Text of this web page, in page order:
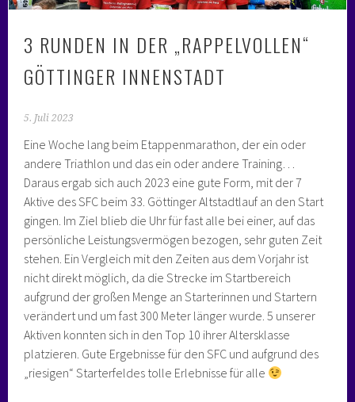
3 RUNDEN IN DER „RAPPELVOLLEN“
GÖTTINGER INNENSTADT
5. Juli 2023
Eine Woche lang beim Etappenmarathon, der ein oder
andere Triathlon und das ein oder andere Training…
Daraus ergab sich auch 2023 eine gute Form, mit der 7
Aktive des SFC beim 33. Göttinger Altstadtlauf an den Start
gingen. Im Ziel blieb die Uhr für fast alle bei einer, auf das
persönliche Leistungsvermögen bezogen, sehr guten Zeit
stehen. Ein Vergleich mit den Zeiten aus dem Vorjahr ist
nicht direkt möglich, da die Strecke im Startbereich
aufgrund der großen Menge an Starterinnen und Startern
verändert und um fast 300 Meter länger wurde. 5 unserer
Aktiven konnten sich in den Top 10 ihrer Altersklasse
platzieren. Gute Ergebnisse für den SFC und aufgrund des
„riesigen“ Starterfeldes tolle Erlebnisse für alle